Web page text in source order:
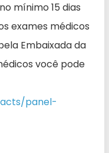
mínimo 15 dias
exames médicos
Embaixada da
você pode
panel-